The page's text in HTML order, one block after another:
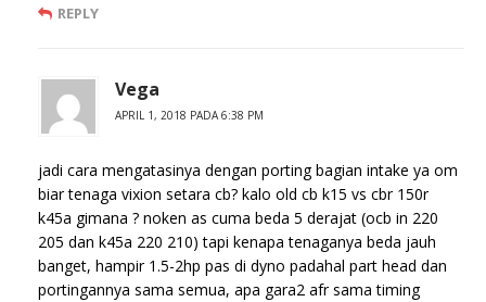
REPLY
Vega
APRIL 1, 2018 PADA 6:38 PM
jadi cara mengatasinya dengan porting bagian intake ya om
biar tenaga vixion setara cb? kalo old cb k15 vs cbr 150r
k45a gimana ? noken as cuma beda 5 derajat (ocb in 220
205 dan k45a 220 210) tapi kenapa tenaganya beda jauh
banget, hampir 1.5-2hp pas di dyno padahal part head dan
portingannya sama semua, apa gara2 afr sama timing